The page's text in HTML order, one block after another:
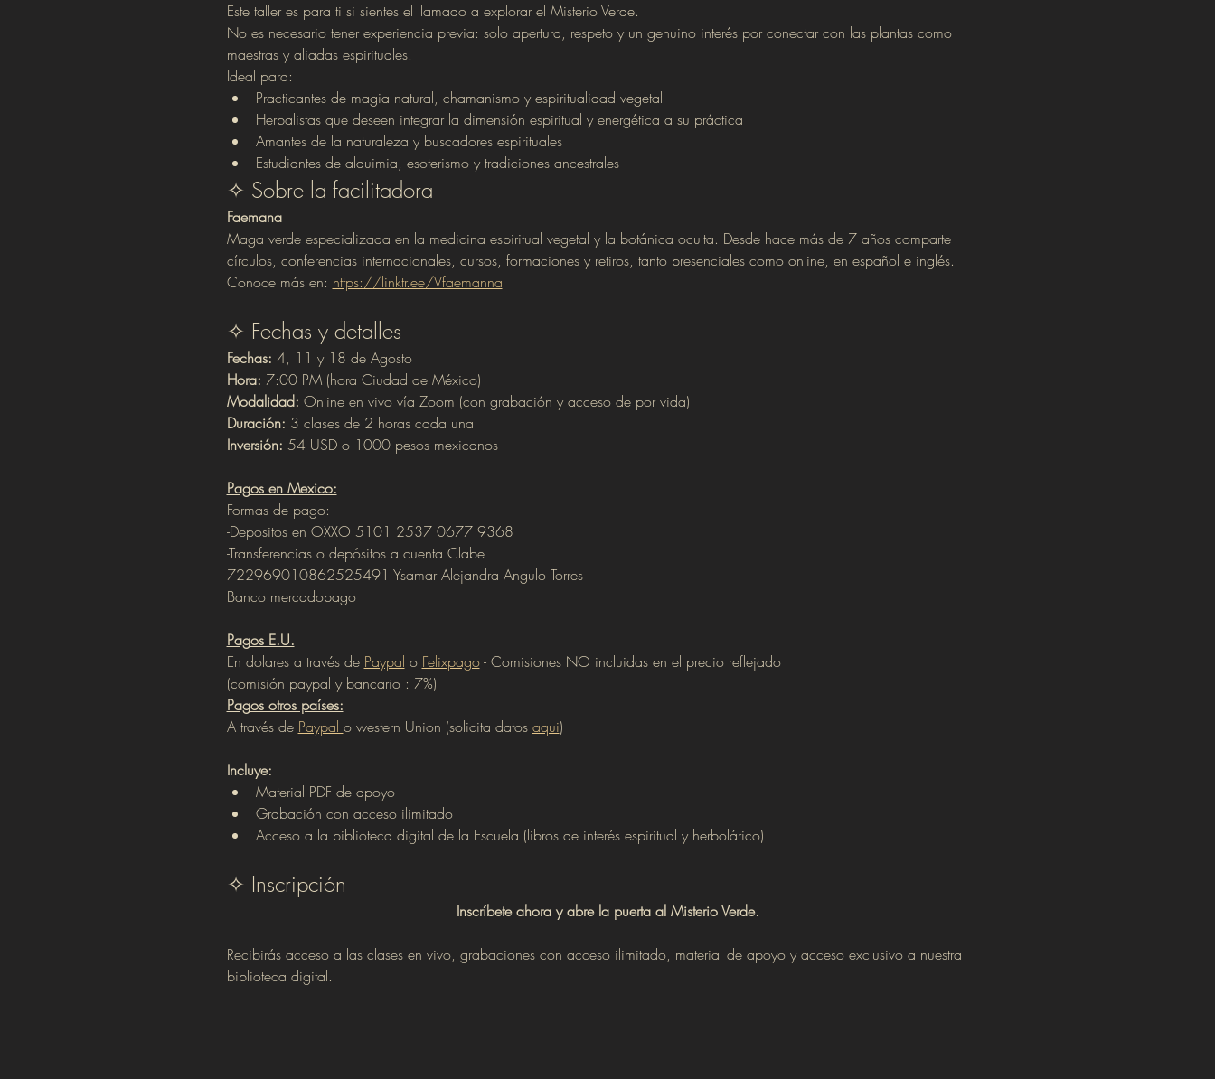
Este taller es para ti si sientes el llamado a explorar el Misterio Verde.
No es necesario tener experiencia previa: solo apertura, respeto y un genuino interés por conectar con las plantas como
maestras y aliadas espirituales.
Ideal para:
Practicantes de magia natural, chamanismo y espiritualidad vegetal
Herbalistas que deseen integrar la dimensión espiritual y energética a su práctica
Amantes de la naturaleza y buscadores espirituales
Estudiantes de alquimia, esoterismo y tradiciones ancestrales
✧ Sobre la facilitadora
Faemana
Maga verde especializada en la medicina espiritual vegetal y la botánica oculta. Desde hace más de 7 años comparte
círculos, conferencias internacionales, cursos, formaciones y retiros, tanto presenciales como online, en español e inglés.
Conoce más en: https://linktr.ee/Vfaemanna
✧ Fechas y detalles
Fechas: 4, 11 y 18 de Agosto
Hora: 7:00 PM (hora Ciudad de México)
Modalidad: Online en vivo vía Zoom (con grabación y acceso de por vida)
Duración: 3 clases de 2 horas cada una
Inversión: 54 USD o 1000 pesos mexicanos
Pagos en Mexico:
Formas de pago:
-Depositos en OXXO 5101 2537 0677 9368
-Transferencias o depósitos a cuenta Clabe
722969010862525491 Ysamar Alejandra Angulo Torres
Banco mercadopago
Pagos E.U.
En dolares a través de Paypal o Felixpago - Comisiones NO incluidas en el precio reflejado
(comisión paypal y bancario : 7%)
Pagos otros países:
A través de Paypal o western Union (solicita datos aqui)
Incluye:
Material PDF de apoyo
Grabación con acceso ilimitado
Acceso a la biblioteca digital de la Escuela (libros de interés espiritual y herbolárico)
✧ Inscripción
Inscríbete ahora y abre la puerta al Misterio Verde.
Recibirás acceso a las clases en vivo, grabaciones con acceso ilimitado, material de apoyo y acceso exclusivo a nuestra
biblioteca digital.